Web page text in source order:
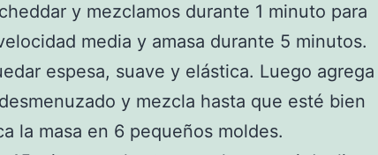
y mezclamos durante 1 minuto para
media y amasa durante 5 minutos.
espesa, suave y elástica. Luego agrega
y mezcla hasta que esté bien
la masa en 6 pequeños moldes.